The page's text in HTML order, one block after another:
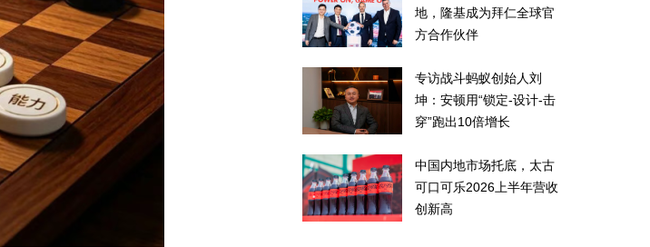
地，隆基成为拜仁全球官
方合作伙伴
专访战斗蚂蚁创始人刘
坤：安顿用“锁定-设计-击
穿”跑出10倍增长
中国内地市场托底，太古
可口可乐2026上半年营收
创新高